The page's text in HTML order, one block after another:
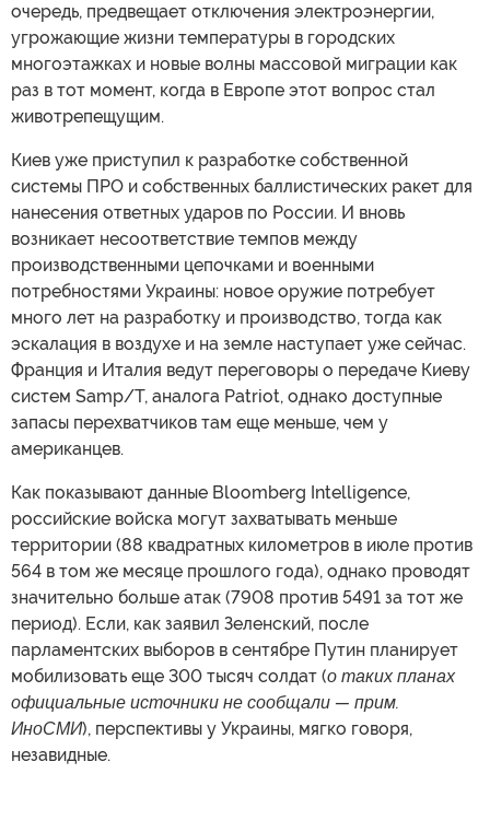
очередь, предвещает отключения электроэнергии,
угрожающие жизни температуры в городских
многоэтажках и новые волны массовой миграции как
раз в тот момент, когда в Европе этот вопрос стал
животрепещущим.
Киев уже приступил к разработке собственной
системы ПРО и собственных баллистических ракет для
нанесения ответных ударов по России. И вновь
возникает несоответствие темпов между
производственными цепочками и военными
потребностями Украины: новое оружие потребует
много лет на разработку и производство, тогда как
эскалация в воздухе и на земле наступает уже сейчас.
Франция и Италия ведут переговоры о передаче Киеву
систем Samp/T, аналога Patriot, однако доступные
запасы перехватчиков там еще меньше, чем у
американцев.
Как показывают данные Bloomberg Intelligence,
российские войска могут захватывать меньше
территории (88 квадратных километров в июле против
564 в том же месяце прошлого года), однако проводят
значительно больше атак (7908 против 5491 за тот же
период). Если, как заявил Зеленский, после
парламентских выборов в сентябре Путин планирует
мобилизовать еще 300 тысяч солдат (о таких планах
официальные источники не сообщали — прим.
ИноСМИ), перспективы у Украины, мягко говоря,
незавидные.